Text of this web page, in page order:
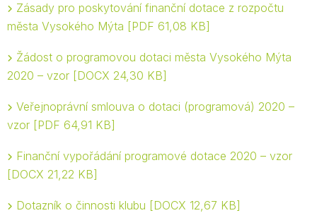
Zásady pro poskytování finanční dotace z rozpočtu
města Vysokého Mýta
PDF 61,08 KB
Žádost o programovou dotaci města Vysokého Mýta
2020 – vzor DOCX 24,30 KB
Veřejnoprávní smlouva o dotaci (programová) 2020 –
vzor PDF 64,91 KB
Finanční vypořádání programové dotace 2020 – vzor
DOCX 21,22 KB
Dotazník o činnosti klubu DOCX 12,67 KB